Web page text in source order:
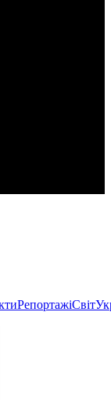
РепортажіСвіт